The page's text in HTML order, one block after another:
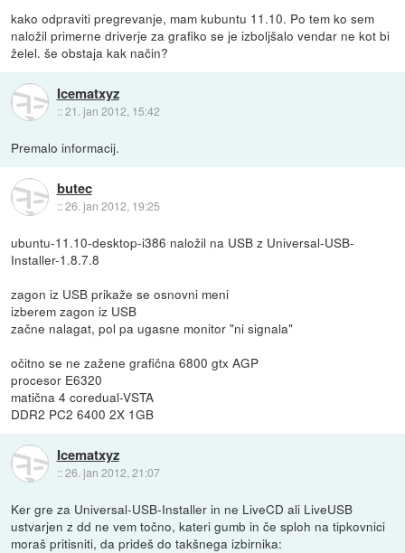
kako odpraviti pregrevanje, mam kubuntu 11.10. Po tem ko sem
naložil primerne driverje za grafiko se je izboljšalo vendar ne kot bi
želel. še obstaja kak način?
Icematxyz
::21. jan 2012, 15:42
Premalo informacij.
butec
::26. jan 2012, 19:25
ubuntu-11.10-desktop-i386 naložil na USB z Universal-USB-
Installer-1.8.7.8
zagon iz USB prikaže se osnovni meni
izberem zagon iz USB
začne nalagat, pol pa ugasne monitor "ni signala"
očitno se ne zažene grafična 6800 gtx AGP
procesor E6320
matična 4 coredual-VSTA
DDR2 PC2 6400 2X 1GB
Icematxyz
::26. jan 2012, 21:07
Ker gre za Universal-USB-Installer in ne LiveCD ali LiveUSB
ustvarjen z dd ne vem točno, kateri gumb in če sploh na tipkovnici
moraš pritisniti, da prideš do takšnega izbirnika: